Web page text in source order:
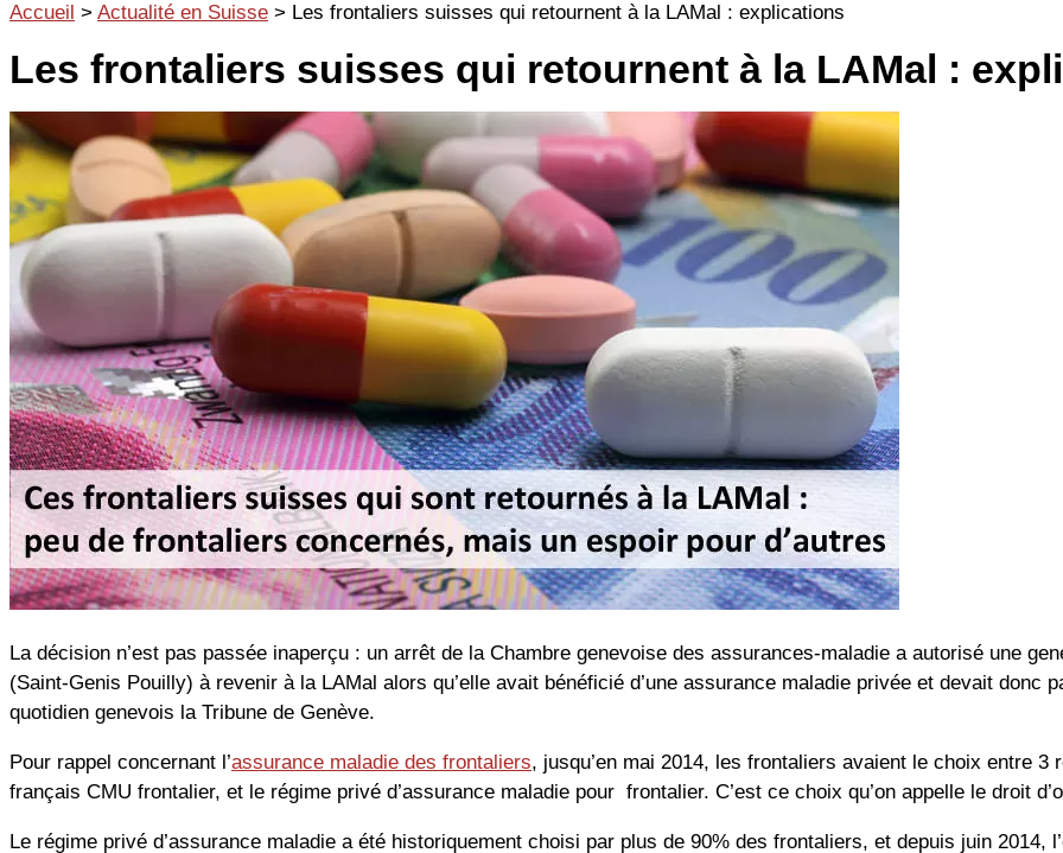
Accueil > Actualité en Suisse > Les frontaliers suisses qui retournent à la LAMal : explications
Les frontaliers suisses qui retournent à la LAMal :
La décision n’est pas passée inaperçu : un arrêt de la Chambre genevoise des assurances-maladie a autorisé une
(Saint-Genis Pouilly) à revenir à la LAMal alors qu’elle avait bénéficié d’une assurance maladie privée et devait donc
quotidien genevois la Tribune de Genève.
Pour rappel concernant l’assurance maladie des frontaliers, jusqu’en mai 2014, les frontaliers avaient le choix entre
français CMU frontalier, et le régime privé d’assurance maladie pour frontalier. C’est ce choix qu’on appelle le droit
Le régime privé d’assurance maladie a été historiquement choisi par plus de 90% des frontaliers, et depuis juin 2014,